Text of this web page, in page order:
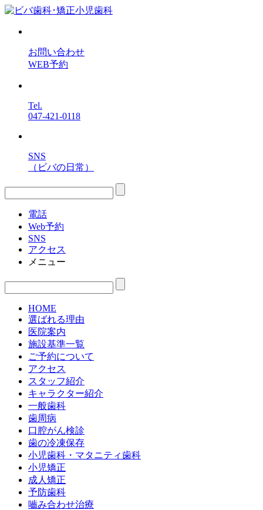
お問い合わせ
WEB予約
Tel.
047-421-0118
SNS
（ビバの日常）
電話
Web予約
SNS
アクセス
メニュー
HOME
選ばれる理由
医院案内
施設基準一覧
ご予約について
アクセス
スタッフ紹介
キャラクター紹介
一般歯科
歯周病
口腔がん検診
歯の冷凍保存
小児歯科・マタニティ歯科
小児矯正
成人矯正
予防歯科
嚙み合わせ治療